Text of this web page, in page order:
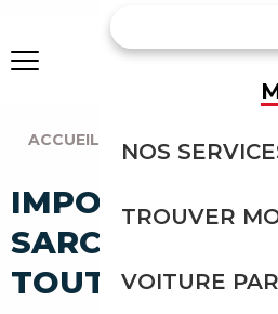
ACCUEIL AGENCE PARIS
IMPORT
SARCELLES :
TOUTE
NOS
TROUVER
VOITURE